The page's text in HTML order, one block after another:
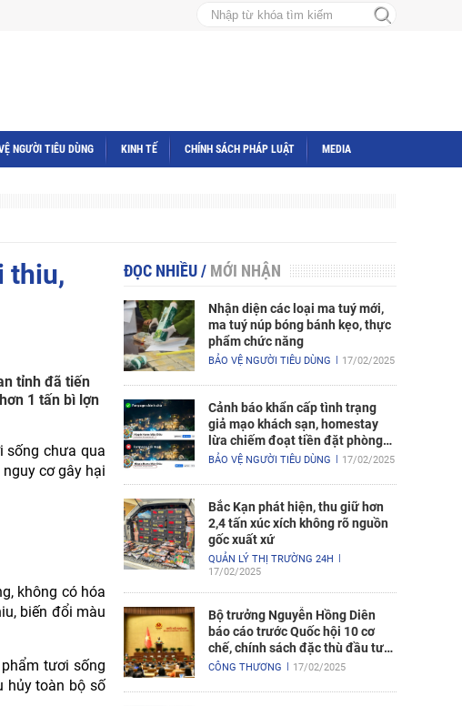
NGƯỜI TIÊU DÙNG KINH TẾ CHÍNH SÁCH PHÁP LUẬT MEDIA
thiu,
tỉnh đã tiến
1 tấn bì lợn
sống chưa qua
cơ gây hại
không có hóa
biến đổi màu
tươi sống
hủy toàn bộ số
ĐỌC NHIỀU/ MỚI NHẬN
Nhận diện các loại ma tuý mới,
ma tuý núp bóng bánh kẹo, thực
phẩm chức năng
BẢO VỆ NGƯỜI TIÊU DÙNG 17/02/2025
Cảnh báo khẩn cấp tình trạng
giả mạo khách sạn, homestay
lừa chiếm đoạt tiền đặt phòng
nghỉ
BẢO VỆ NGƯỜI TIÊU DÙNG 17/02/2025
Bắc Kạn phát hiện, thu giữ hơn
2,4 tấn xúc xích không rõ nguồn
gốc xuất xứ
QUẢN LÝ THỊ TRƯỜNG 24H
17/02/2025
Bộ trưởng Nguyễn Hồng Diên
báo cáo trước Quốc hội 10 cơ
chế, chính sách đặc thù đầu tư
xây dựng Dự án điện hạt nhân
CÔNG THƯƠNG 17/02/2025